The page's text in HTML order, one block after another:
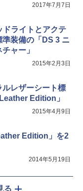
2017年7月7日
ライトとアクテ
準装備の「DS 3 ニ
ャー」
2015年2月3日
レザーシート標
Edition」
2015年4月9日
Edition」を2
2014年5月19日
る